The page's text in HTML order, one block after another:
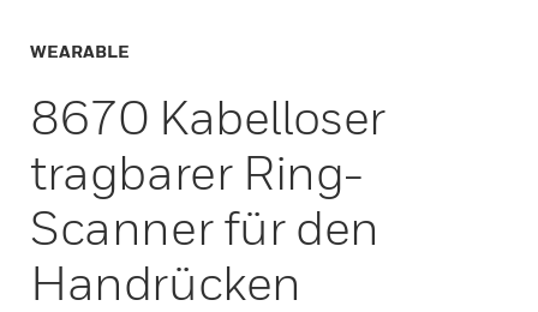
WEARABLE
8670 Kabelloser
tragbarer Ring-
Scanner für den
Handrücken